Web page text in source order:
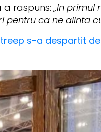
a raspuns:„In primul
ca ne alinta
s-a despartit de